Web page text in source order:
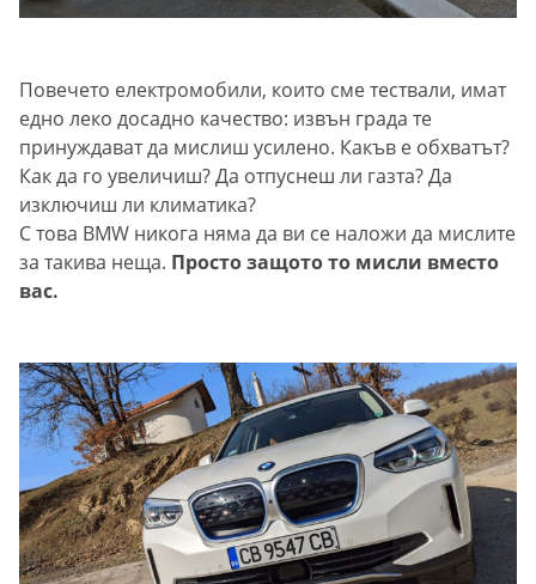
Повечето електромобили, които сме тествали, имат
eдно леко досадно качество: извън града те
принуждават да мислиш усилено. Какъв е обхватът?
Как да го увеличиш? Да отпуснеш ли газта? Да
изключиш ли климатика?
С това BMW никога няма да ви се наложи да мислите
за такива неща. Просто защото то мисли вместо
вас.